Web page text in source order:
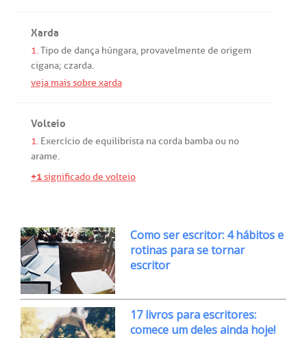
Xarda
1.Tipode dança húngara, provavelmente de origem
cigana; czarda.
veja mais sobre xarda
Volteio
1. Exercíciode equilibrista nacorda bambaou no
arame.
+1significado de volteio
Como ser escritor: 4 hábitos e
rotinas para se tornar
escritor
17 livros para escritores:
comece um deles ainda hoje!